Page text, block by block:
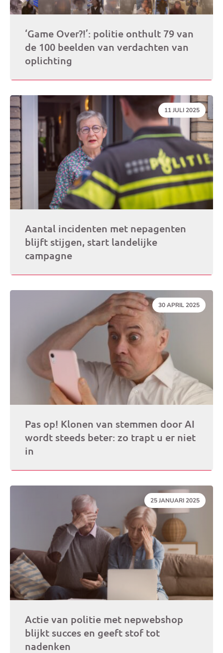
‘Game Over?!’: politie onthult 79 van
de 100 beelden van verdachten van
oplichting
DATUM:
11 JULI 2025
Aantal incidenten met nepagenten
blijft stijgen, start landelijke
campagne
DATUM:
30 APRIL 2025
Pas op! Klonen van stemmen door AI
wordt steeds beter: zo trapt u er niet
in
DATUM:
25 JANUARI 2025
Actie van politie met nepwebshop
blijkt succes en geeft stof tot
nadenken